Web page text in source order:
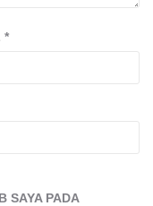
*
SAYA PADA